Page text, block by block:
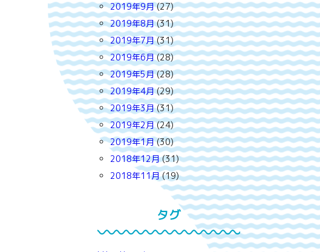
2019年9月(27)
2019年8月(31)
2019年7月(31)
2019年6月(28)
2019年5月(28)
2019年4月(29)
2019年3月(31)
2019年2月(24)
2019年1月(30)
2018年12月(31)
2018年11月(19)
タグ